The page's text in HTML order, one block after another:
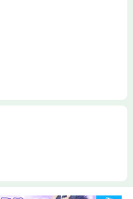
こそ初期設定で使うな!
良いPC周辺機器【第4特
小特集】◆平成最後のトラ
のためのパソコン超活用術◆
クロ◆読者プレゼント※本商
、付録内容相当のデータを